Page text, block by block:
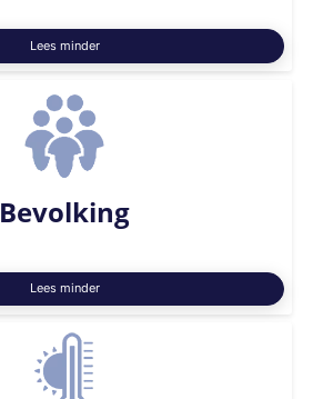
Lees minder
Bevolking
Lees minder